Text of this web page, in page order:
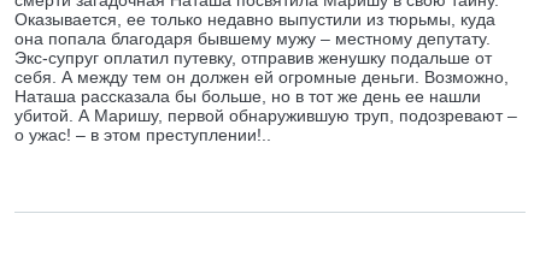
Оказывается, ее только недавно выпустили из тюрьмы, куда
она попала благодаря бывшему мужу – местному депутату.
Экс-супруг оплатил путевку, отправив женушку подальше от
себя. А между тем он должен ей огромные деньги. Возможно,
Наташа рассказала бы больше, но в тот же день ее нашли
убитой. А Маришу, первой обнаружившую труп, подозревают –
о ужас! – в этом преступлении!..